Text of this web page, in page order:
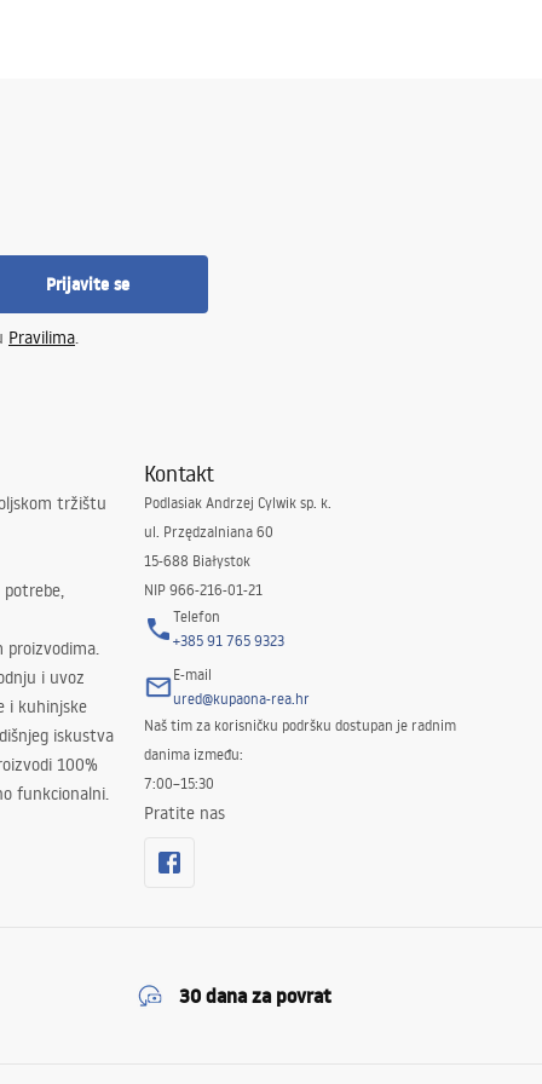
Prijavite se
Pravilima.
tržištu
potrebe,
i uvoz
i kuhinjske
iskustva
100%
funkcionalni.
Kontakt
Podlasiak Andrzej Cylwik sp. k.
ul. Przędzalniana 60
15-688 Białystok
NIP 966-216-01-21
Telefon
+385 91 765 9323
E-mail
ured@kupaona-rea.hr
Naš tim za korisničku podršku dostupan je radnim
danima između:
7:00–15:30
Pratite nas
30 dana za povrat